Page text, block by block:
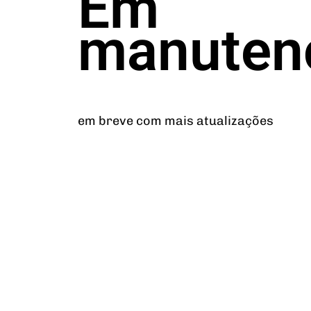
em breve com mais atualizações